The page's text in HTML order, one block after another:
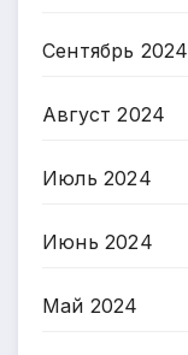
Сентябрь 2024
Август 2024
Июль 2024
Июнь 2024
Май 2024